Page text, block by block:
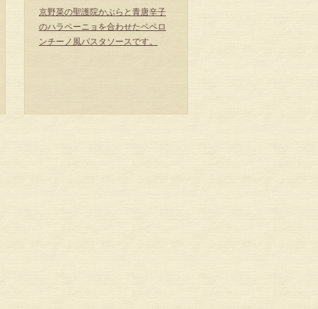
京野菜の聖護院かぶらと青唐辛子
のハラペーニョを合わせたペペロ
ンチーノ風パスタソースです。